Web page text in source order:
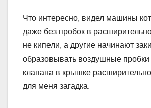
Что интересно, видел машины
даже без пробок в
не кипели, а другие начинают
образовывать воздушные пробки
клапана в крышке
для меня загадка.